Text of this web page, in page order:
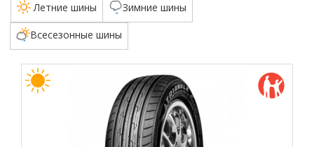
Летние шины Зимние шины
Всесезонные шины